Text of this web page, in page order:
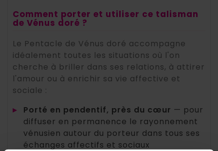
Comment porter et utiliser ce talisman
de Vénus doré ?
Le Pentacle de Vénus doré accompagne
idéalement toutes les situations où l'on
cherche à briller dans ses relations, à attirer
l'amour ou à enrichir sa vie affective et
sociale :
▸
Porté en pendentif, près du cœur — pour
diffuser en permanence le rayonnement
vénusien autour du porteur dans tous ses
échanges affectifs et sociaux